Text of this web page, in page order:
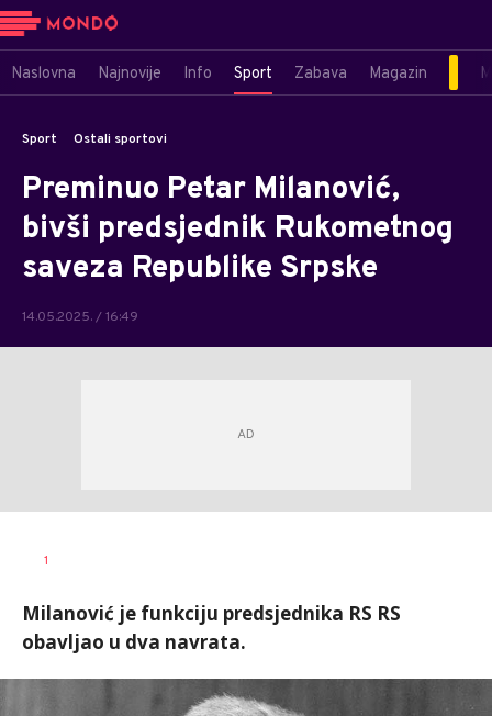
Naslovna Najnovije Info Sport Zabava Magazin
Sport Ostali sportovi
Preminuo Petar Milanović,
bivši predsjednik Rukometnog
saveza Republike Srpske
14.05.2025. / 16:49
AUTOR
1
Milanović je funkciju predsjednika RS RS
obavljao u dva navrata.